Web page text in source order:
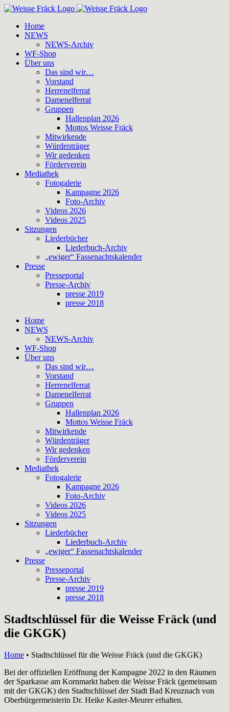
Zum
springenHome
NEWS
NEWS-Archiv
WF-Shop
Über uns
Das sind wir…
Vorstand
Herrenelferrat
Damenelferrat
Gruppen
Hallenplan 2026
Mottos Weisse Fräck
Mitwirkende
Würdenträger
Wir gedenken
Förderverein
Mediathek
Fotogalerie
Kampagne 2026
Foto-Archiv
Videos 2026
Videos 2025
Sitzungen
Liederbücher
Liederbuch-Archiv
„ewiger“ Fassenachtskalender
Presse
Presseportal
Presse-Archiv
presse 2019
presse 2018
Home
NEWS
NEWS-Archiv
WF-Shop
Über uns
Das sind wir…
Vorstand
Herrenelferrat
Damenelferrat
Gruppen
Hallenplan 2026
Mottos Weisse Fräck
Mitwirkende
Würdenträger
Wir gedenken
Förderverein
Mediathek
Fotogalerie
Kampagne 2026
Foto-Archiv
Videos 2026
Videos 2025
Sitzungen
Liederbücher
Liederbuch-Archiv
„ewiger“ Fassenachtskalender
Presse
Presseportal
Presse-Archiv
presse 2019
presse 2018
Stadtschlüssel für die Weisse Fräck (und
die GKGK)
Home • Stadtschlüssel für die Weisse Fräck (und die GKGK)
Bei der offiziellen Eröffnung der Kampagne 2022 in den Räumen
der Sparkasse am Kornmarkt haben die Weisse Fräck (gemeinsam
mit der GKGK) den Stadtschlüssel der Stadt Bad Kreuznach von
Oberbürgermeisterin Dr. Heike Kaster-Meurer erhalten.